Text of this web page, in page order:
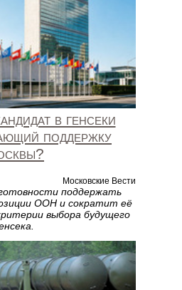
в генсеки
поддержку
Московские Вести
поддержать
ООН и сократит её
выбора будущего